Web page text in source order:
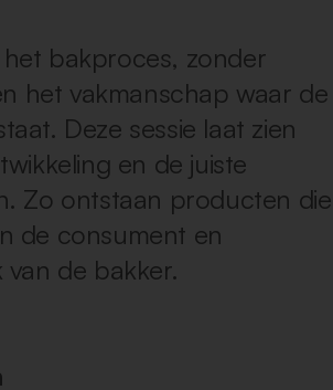
bakproces, zonder
het vakmanschap waar de
Deze sessie laat zien
en de juiste
Zo ontstaan producten die
de consument en
van de bakker.